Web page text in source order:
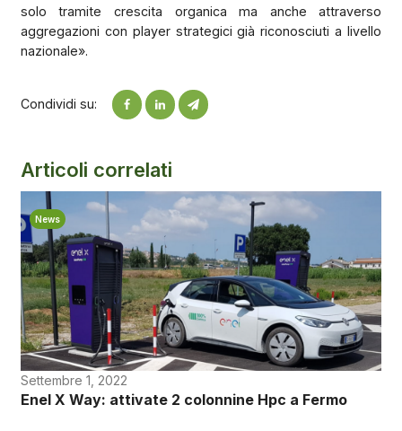
solo tramite crescita organica ma anche attraverso
aggregazioni con player strategici già riconosciuti a livello
nazionale».
Condividi su:
Articoli correlati
News
Settembre 1, 2022
Enel X Way: attivate 2 colonnine Hpc a Fermo